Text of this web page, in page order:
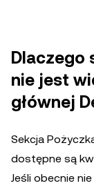
Dlaczego
nie jest
głównej
Sekcja
dostępne są
Jeśli obecnie